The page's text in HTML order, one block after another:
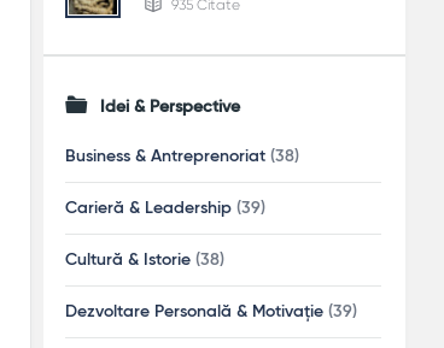
935 Citate
Idei & Perspective
Business & Antreprenoriat (38)
Carieră & Leadership (39)
Cultură & Istorie (38)
Dezvoltare Personală & Motivație (39)